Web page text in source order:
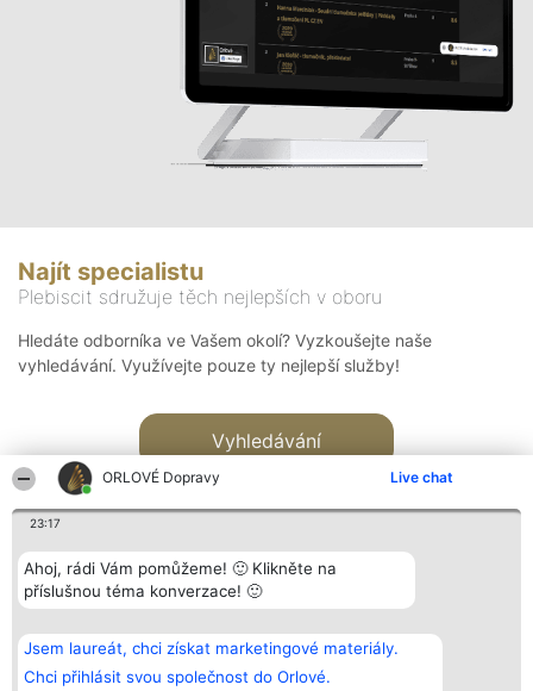
ORLOVÉ Dopravy Live chat
23:17
Ahoj, rádi Vám pomůžeme! 🙂 Klikněte na
příslušnou téma konverzace! 🙂
Jsem laureát, chci získat marketingové materiály.
Chci přihlásit svou společnost do Orlové.
Najít specialistu
Plebiscit sdružuje těch nejlepších v oboru
Hledáte odborníka ve Vašem okolí? Vyzkoušejte naše
vyhledávání. Využívejte pouze ty nejlepší služby!
Vyhledávání
Bright Side Solutions sp. z o.
o. sp. k.
ul. Ruska 22
Wrocław 50-079
Vítězové
Seznam všech
laureátů
Zásady
Kontakt